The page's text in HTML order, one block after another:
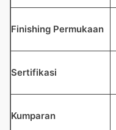
Finishing Permukaan
Sertifikasi
Kumparan